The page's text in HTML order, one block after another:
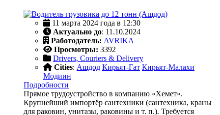
11 марта 2024 года в 12:30
Актуально до: 11.10.2024
Работодатель: AVRIKA
Просмотры: 3392
Drivers, Couriers & Delivery
Cities: Ашдод Кирьят-Гат Кирьят-Малахи
Модиин
Подробности
Прямое трудоустройство в компанию «Хемет».
Крупнейший импортёр сантехники (сантехника, краны
для раковин, унитазы, раковины и т. п.). Требуется